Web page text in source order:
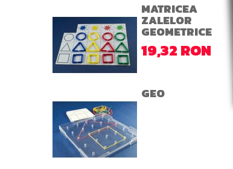
MATRICEA
ZALELOR
GEOMETRICE
19,32 RON
GEO